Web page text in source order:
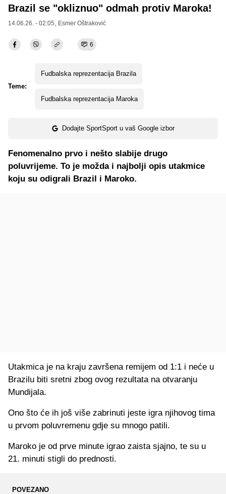
Brazil se "okliznuo" odmah protiv Maroka!
14.06.26. - 02:05, Esmer Oštraković
6
Teme:
Fudbalska reprezentacija Brazila
Fudbalska reprezentacija Maroka
Dodajte SportSport u vaš Google izbor
Fenomenalno prvo i nešto slabije drugo
poluvrijeme. To je možda i najbolji opis utakmice
koju su odigrali Brazil i Maroko.
Utakmica je na kraju završena remijem od 1:1 i neće u
Brazilu biti sretni zbog ovog rezultata na otvaranju
Mundijala.
Ono što će ih još više zabrinuti jeste igra njihovog tima
u prvom poluvremenu gdje su mnogo patili.
Maroko je od prve minute igrao zaista sjajno, te su u
21. minuti stigli do prednosti.
POVEZANO